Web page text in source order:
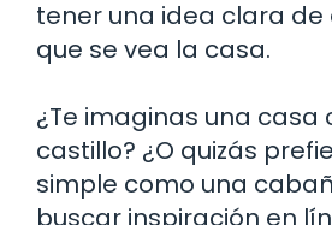
tener una idea clara de
que se vea la casa.
¿Te imaginas una casa
castillo? ¿O quizás
simple como una
buscar inspiración en